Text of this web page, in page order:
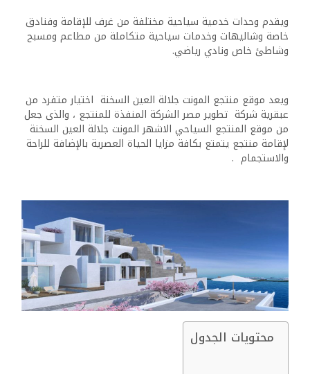
ويقدم وحدات خدمية سياحية مختلفة من غرف للإقامة وفنادق
خاصة وشاليهات وخدمات سياحية متكاملة من مطاعم ومسبح
وشاطئ خاص ونادي رياضي.
ويعد موقع منتجع المونت جلالة العين السخنة اختيار متفرد من
عبقرية شركة تطوير مصر الشركة المنفذة للمنتجع ، والذى جعل
من موقع المنتجع السياحي الاشهر المونت جلالة العين السخنة
لإقامة منتجع يتمتع بكافة مزايا الحياة العصرية بالإضافة للراحة
والاستجمام .
محتويات الجدول